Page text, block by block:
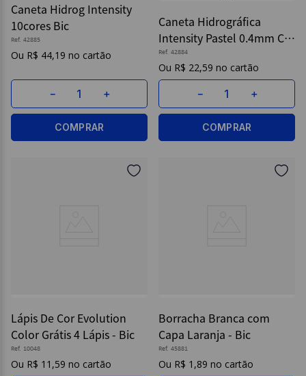
Caneta Hidrog Intensity
10cores Bic
Ref. 42885
R$ 44,19
＋
－
COMPRAR
Caneta Hidrográfica
Intensity Pastel 0.4mm C/5
- Bic
Ref. 42884
R$ 22,59
＋
－
COMPRAR
Lápis De Cor Evolution
Color Grátis 4 Lápis - Bic
Ref. 10048
R$ 11 ,59
Borracha Branca com
Capa Laranja - Bic
Ref. 45881
R$ 1 ,89